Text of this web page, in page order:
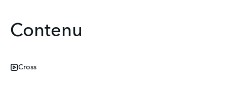
Contenu
Cross